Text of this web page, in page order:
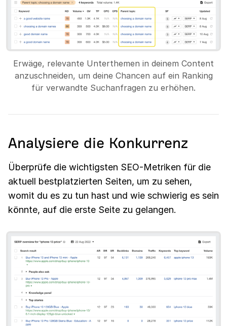
Erwäge, relevante Unterthemen in deinem Content
anzuschneiden, um deine Chancen auf ein Ranking
für verwandte Suchanfragen zu erhöhen.
Analysiere die Konkurrenz
Überprüfe die wichtigsten SEO-Metriken für die
aktuell bestplatzierten Seiten, um zu sehen,
womit du es zu tun hast und wie schwierig es sein
könnte, auf die erste Seite zu gelangen.